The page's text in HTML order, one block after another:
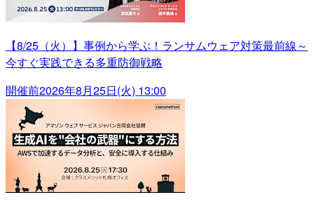
【8/25（火）】事例から学ぶ！ランサムウェア対策最前線～
今すぐ実践できる多重防御戦略
開催前2026年8月25日(火) 13:00